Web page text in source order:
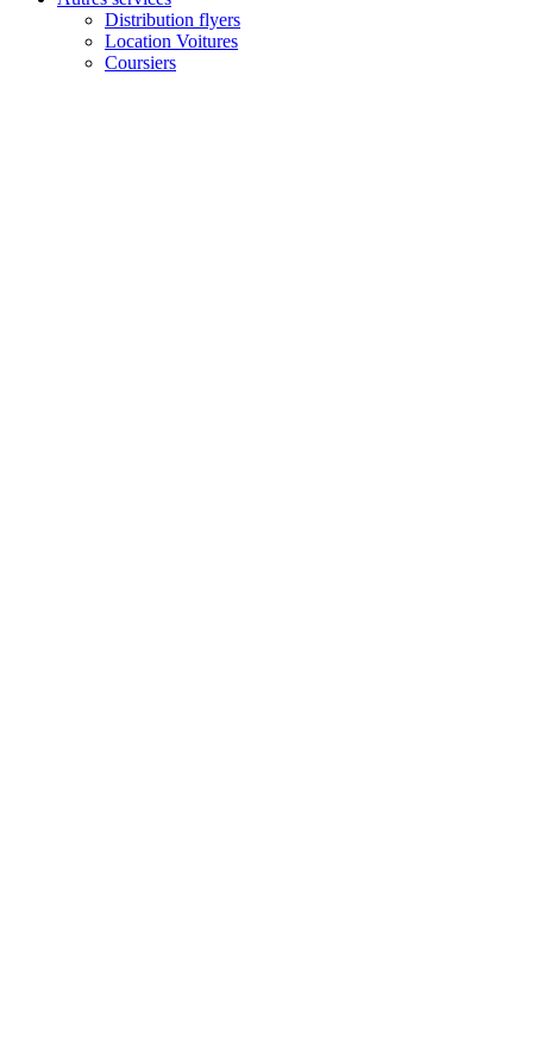
Distribution flyers
Location Voitures
Coursiers